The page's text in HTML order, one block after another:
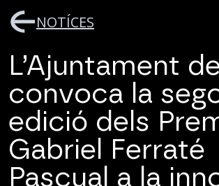
NOTÍCES
L’Ajuntament
convoca la
edició dels
Gabriel Ferraté
Pascual a la